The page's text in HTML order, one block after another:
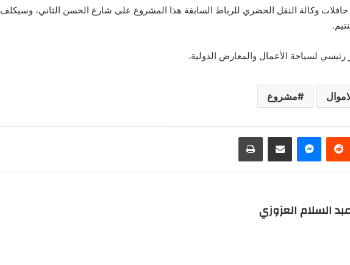
وكالة النقل الحضري للرباط السابقة هذا المشروع على شارع الحسن الثاني، وسيكلف
لسياحة الأعمال والمعارض الدولية.
مشروع
Reddit
Messengerانشر عبر البريد الإلكترونياطبع
السلام العزوزي